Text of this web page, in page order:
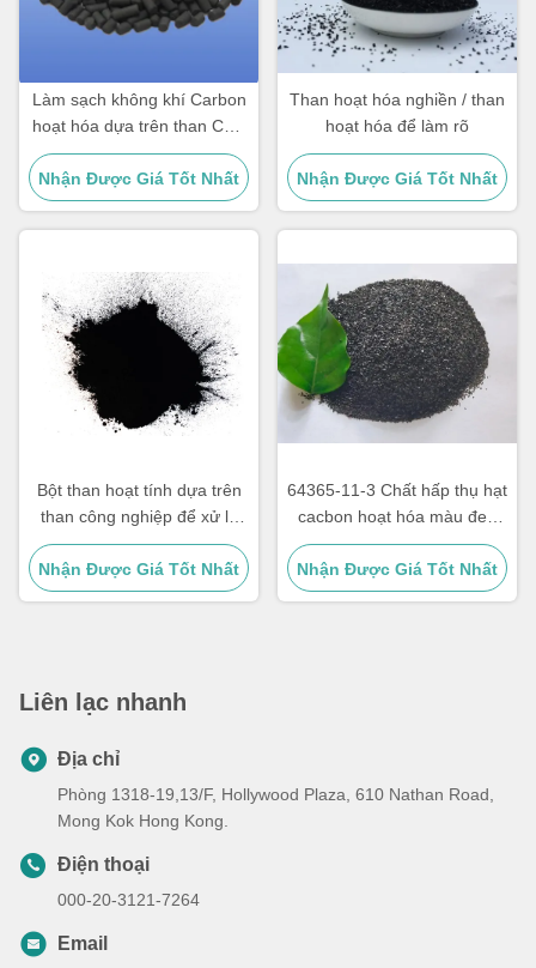
Làm sạch không khí Carbon
hoạt hóa dựa trên than CAS
64365-11-3 Carbon hoạt
hóa cột
Nhận Được Giá Tốt Nhất
Than hoạt hóa nghiền / than
hoạt hóa để làm rõ
Nhận Được Giá Tốt Nhất
Bột than hoạt tính dựa trên
than công nghiệp để xử lý
nước thải
Nhận Được Giá Tốt Nhất
64365-11-3 Chất hấp thụ hạt
cacbon hoạt hóa màu đen
để làm sạch khí
Nhận Được Giá Tốt Nhất
Liên lạc nhanh
Địa chỉ
Phòng 1318-19,13/F, Hollywood Plaza, 610 Nathan Road,
Mong Kok Hong Kong.
Điện thoại
000-20-3121-7264
Email